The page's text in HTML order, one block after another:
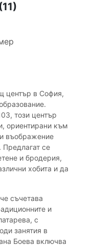
център в София,
този център
ориентирани към
въображение
Предлагат се
и бродерия,
хобита и да
съчетава
и
с
занятия в
Боева включва